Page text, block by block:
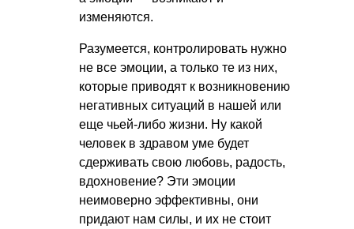
изменяются.
Разумеется, контролировать нужно
не все эмоции, а только те из них,
которые приводят к возникновению
негативных ситуаций в нашей или
еще чьей-либо жизни. Ну какой
человек в здравом уме будет
сдерживать свою любовь, радость,
вдохновение? Эти эмоции
неимоверно эффективны, они
придают нам силы, и их не стоит